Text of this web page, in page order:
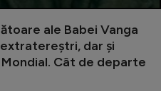
ale Babei Vanga
dar și
Cât de departe